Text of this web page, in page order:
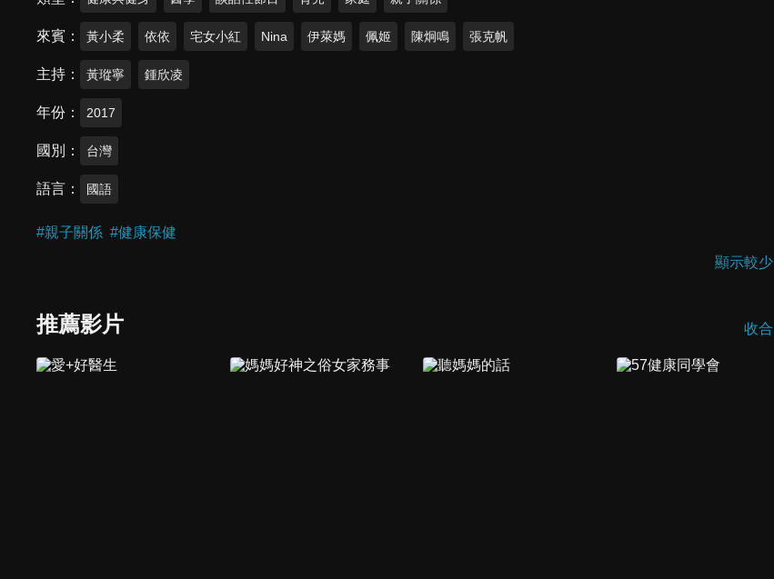
來賓 黃小柔 依依 宅女小紅 Nina 伊萊媽 佩姬 陳炯鳴 張克帆
主持 黃瑽寧 鍾欣凌
年份 2017
國別 台灣
語言 國語
#親子關係 #健康保健
顯示較少
推薦影片 收合